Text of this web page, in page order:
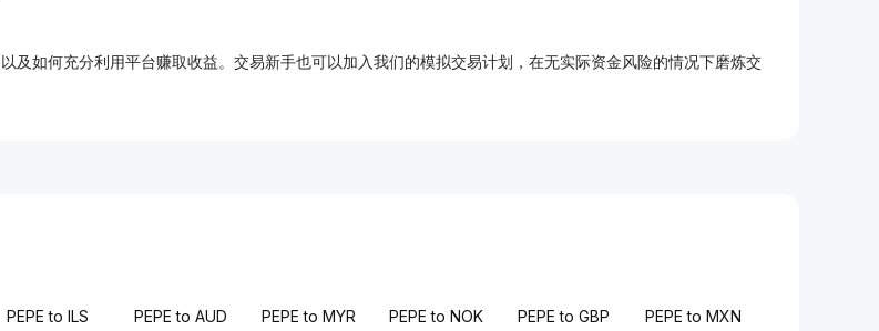
如何充分利用平台赚取收益。交易新手也可以加入我们的模拟交易计划，在无实际资金风险的情况下磨炼交
PEPE to ILS PEPE to AUD PEPE to MYR PEPE to NOK PEPE to GBP PEPE to MXN